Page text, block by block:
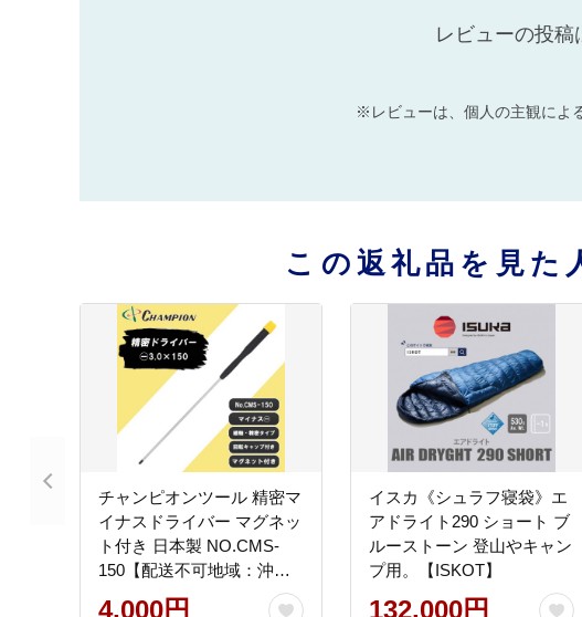
レビューの投稿
※レビューは、個人の主観によ
この返礼品を見た
チャンピオンツール 精密マ
イナスドライバー マグネッ
ト付き 日本製 NO.CMS-
150【配送不可地域：沖縄
4,000円
イスカ《シュラフ寝袋》エ
アドライト290 ショート ブ
ルーストーン 登山やキャン
プ用。【ISKOT】
132,000円